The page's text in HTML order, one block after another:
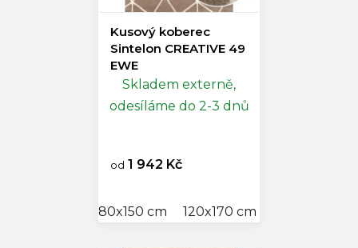
Kusový koberec
Sintelon CREATIVE 49
EWE
Skladem externě,
odesíláme do 2-3 dnů
od 1 942 Kč
80x150 cm 120x170 cm